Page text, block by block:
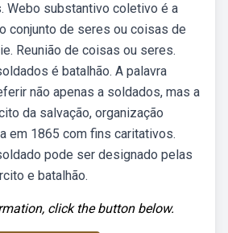
Webo substantivo coletivo é a
conjunto de seres ou coisas de
Reunião de coisas ou seres.
é batalhão. A palavra
não apenas a soldados, mas a
da salvação, organização
em 1865 com fins caritativos.
pode ser designado pelas
e batalhão.
click the button below.